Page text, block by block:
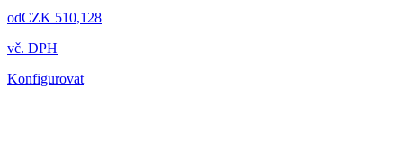
odCZK 510,128
vč. DPH
Konfigurovat